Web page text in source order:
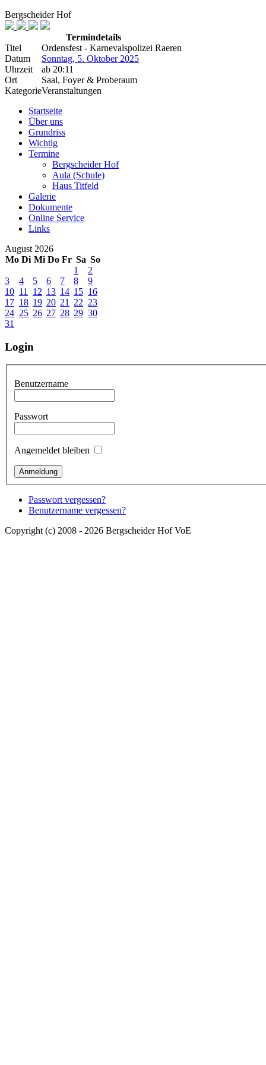
Bergscheider Hof
Termindetails
Titel
Ordensfest - Karnevalspolizei Raeren
Datum
Sonntag, 5. Oktober 2025
Uhrzeit
ab 20:11
Ort
Saal, Foyer & Proberaum
KategorieVeranstaltungen
Startseite
Über uns
Grundriss
Wichtig
Termine
Bergscheider Hof
Aula (Schule)
Haus Titfeld
Galerie
Dokumente
Online Service
Links
August 2026
Mo Di Mi Do Fr Sa So
1
2
3
4 5 6 7 8
9
10 11 12 13 14 15 16
17 18 19 20 21 22 23
24 25 26 27 28 29 30
31
Login
Benutzername
Passwort
Angemeldet bleiben
Passwort vergessen?
Benutzername vergessen?
Copyright (c) 2008 - 2026 Bergscheider Hof VoE